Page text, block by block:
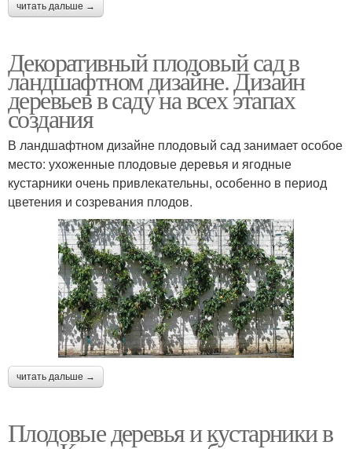
читать дальше →
Декоративный плодовый сад в
ландшафтном дизайне. Дизайн
деревьев в саду на всех этапах
создания
В ландшафтном дизайне плодовый сад занимает особое
место: ухоженные плодовые деревья и ягодные
кустарники очень привлекательны, особенно в период
цветения и созревания плодов.
читать дальше →
Плодовые деревья и кустарники в